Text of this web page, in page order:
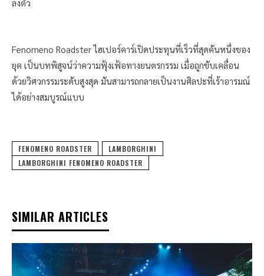
ลงตัว
Fenomeno Roadster ไฮเปอร์คาร์เปิดประทุนที่เร็วที่สุดคันหนึ่งของ
ยุค เป็นบทพิสูจน์ว่าความฟุ้งเฟ้อทางยนตรกรรม เมื่อถูกขับเคลื่อน
ด้วยวิศวกรรมระดับสูงสุด มันสามารถกลายเป็นงานศิลปะที่เร้าอารมณ์
ได้อย่างสมบูรณ์แบบ
FENOMENO ROADSTER
LAMBORGHINI
LAMBORGHINI FENOMENO ROADSTER
SIMILAR ARTICLES